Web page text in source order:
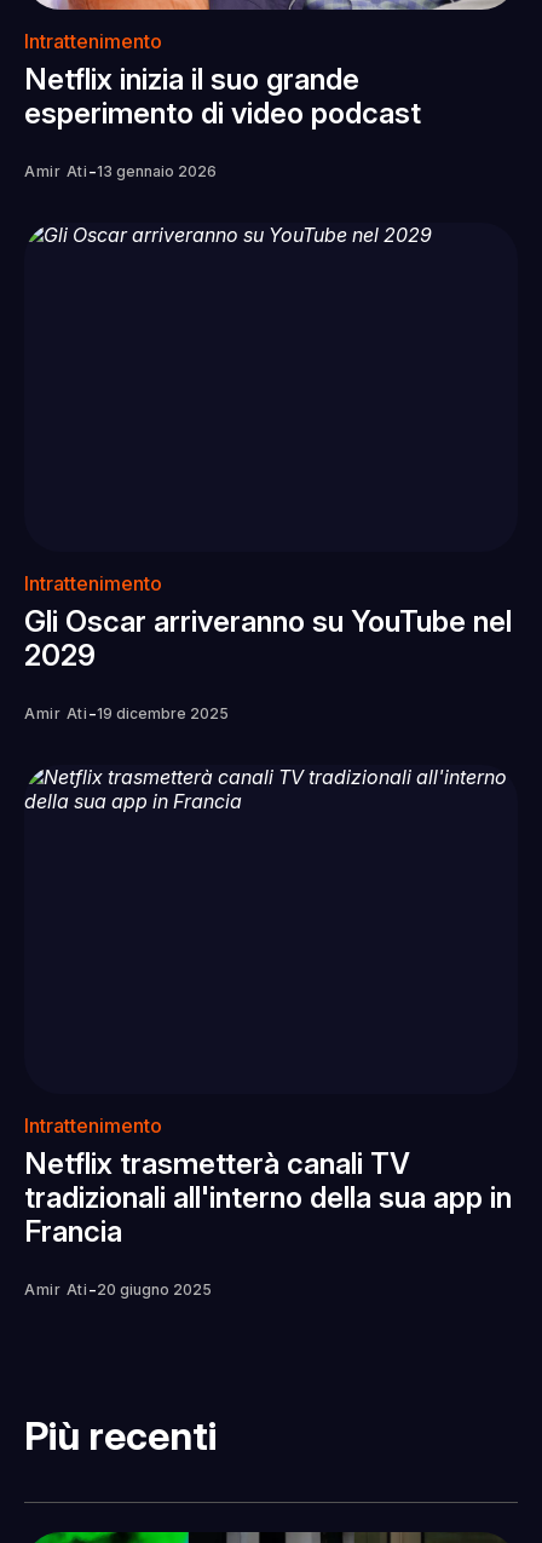
Intrattenimento
Netflix inizia il suo grande
esperimento di video podcast
Amir Ati -13 gennaio 2026
Intrattenimento
Gli Oscar arriveranno su YouTube nel
2029
Amir Ati -19 dicembre 2025
Intrattenimento
Netflix trasmetterà canali TV
tradizionali all'interno della sua app in
Francia
Amir Ati -20 giugno 2025
Più recenti